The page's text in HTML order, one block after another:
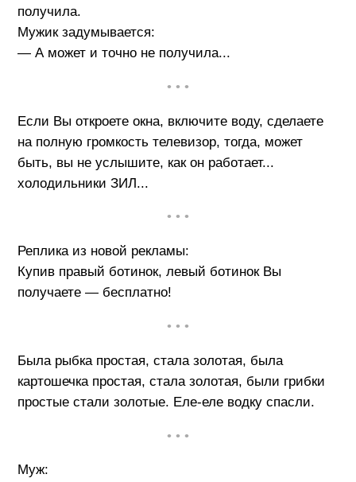
получила.
Мужик задумывается:
— А может и точно не получила...
• • •
Если Вы откроете окна, включите воду, сделаете
на полную громкость телевизор, тогда, может
быть, вы не услышите, как он работает...
холодильники ЗИЛ...
• • •
Реплика из новой рекламы:
Купив правый ботинок, левый ботинок Вы
получаете — бесплатно!
• • •
Была рыбка простая, стала золотая, была
картошечка простая, стала золотая, были грибки
простые стали золотые. Еле-еле водку спасли.
• • •
Муж: